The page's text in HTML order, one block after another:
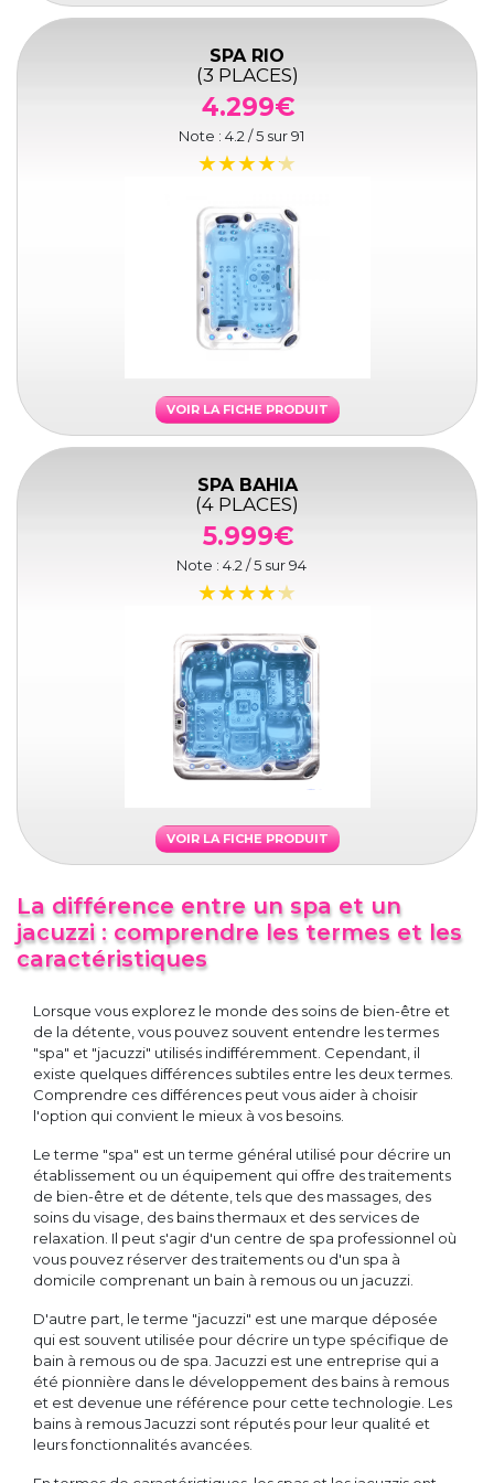
SPA RIO
(3 PLACES)
4.299€
Note : 4.2 / 5 sur91
VOIR LA FICHE PRODUIT
SPA BAHIA
(4 PLACES)
5.999€
Note : 4.2 / 5 sur94
VOIR LA FICHE PRODUIT
La différence entre un spa et un
jacuzzi : comprendre les termes et les
caractéristiques
Lorsque vous explorez le monde des soins de bien-être et
de la détente, vous pouvez souvent entendre les termes
"spa" et "jacuzzi" utilisés indifféremment. Cependant, il
existe quelques différences subtiles entre les deux termes.
Comprendre ces différences peut vous aider à choisir
l'option qui convient le mieux à vos besoins.
Le terme "spa" est un terme général utilisé pour décrire un
établissement ou un équipement qui offre des traitements
de bien-être et de détente, tels que des massages, des
soins du visage, des bains thermaux et des services de
relaxation. Il peut s'agir d'un centre de spa professionnel où
vous pouvez réserver des traitements ou d'un spa à
domicile comprenant un bain à remous ou un jacuzzi.
D'autre part, le terme "jacuzzi" est une marque déposée
qui est souvent utilisée pour décrire un type spécifique de
bain à remous ou de spa. Jacuzzi est une entreprise qui a
été pionnière dans le développement des bains à remous
et est devenue une référence pour cette technologie. Les
bains à remous Jacuzzi sont réputés pour leur qualité et
leurs fonctionnalités avancées.